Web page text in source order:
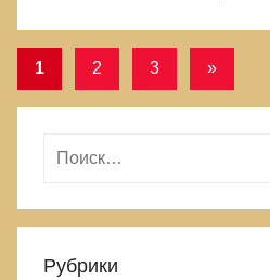
Навигация
записям
1 2 3 »
й
и
Рубрики